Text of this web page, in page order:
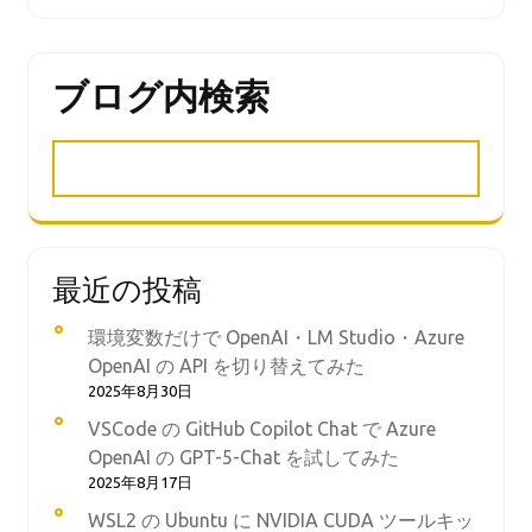
ブログ内検索
最近の投稿
環境変数だけで OpenAI・LM Studio・Azure
OpenAI の API を切り替えてみた
2025年8月30日
VSCode の GitHub Copilot Chat で Azure
OpenAI の GPT-5-Chat を試してみた
2025年8月17日
WSL2 の Ubuntu に NVIDIA CUDA ツールキッ